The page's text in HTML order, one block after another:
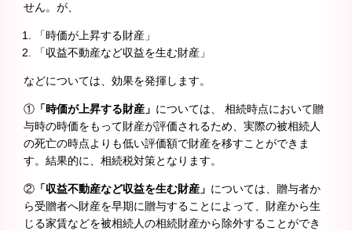
せん。が、
「時価が上昇する財産」
「収益不動産など収益を生む財産」
などについては、効果を発揮します。
① 「時価が上昇する財産」 については、 相続時点において贈
与時の時価をもって財産が評価されるため、実際の被相続人
の死亡の時点よりも低い評価額で財産を移すことができま
す。結果的に、相続税対策となります。
② 「収益不動産など収益を生む財産」 については、贈与者か
ら受贈者へ財産を早期に贈与することによって、財産から生
じる家賃などを被相続人の相続財産から除外することができ